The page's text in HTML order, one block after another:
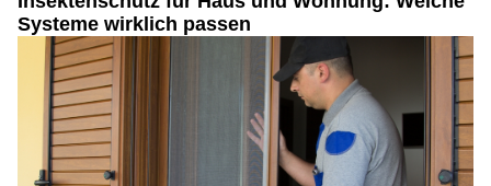
Systeme wirklich passen